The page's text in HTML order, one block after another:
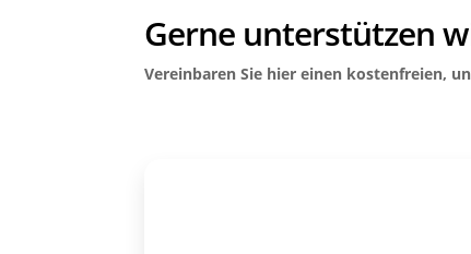
Gerne unterstützen
Vereinbaren Sie hier einen kostenfreien,